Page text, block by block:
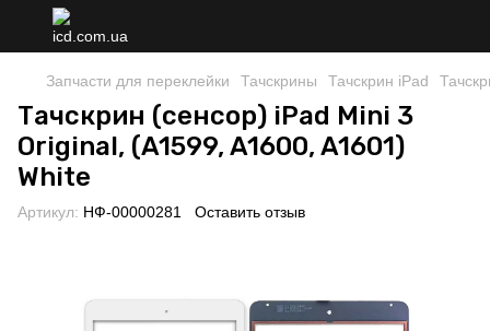
Запчасти для переклейки Тачскрины Тачскрин iPad
Тачскрин (сенсор) iPad Mini 3
Original, (A1599, A1600, A1601)
White
Артикул: НФ-00000281 Оставить отзыв